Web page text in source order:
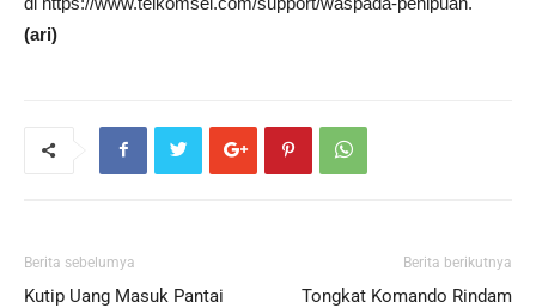
(ari)
Berita sebelumya
Kutip Uang Masuk Pantai
Berita berikutnya
Tongkat Komando Rindam